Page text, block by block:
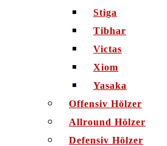
Stiga
Tibhar
Victas
Xiom
Yasaka
Offensiv Hölzer
Allround Hölzer
Defensiv Hölzer